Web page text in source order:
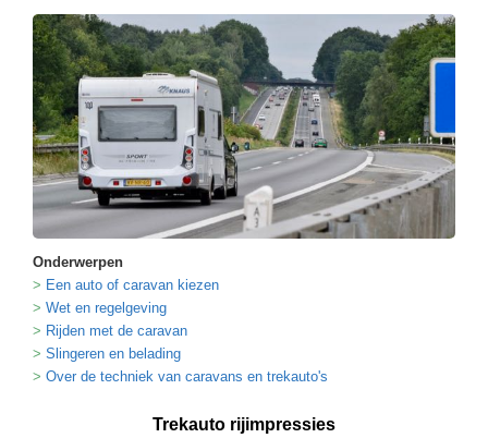
Onderwerpen
Een auto of caravan kiezen
Wet en regelgeving
Rijden met de caravan
Slingeren en belading
Over de techniek van caravans en trekauto's
Trekauto rijimpressies